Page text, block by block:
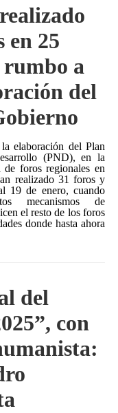
en 25
rumbo a
del
elaboración del Plan
(PND), en la
de foros regionales en
realizado 31 foros y
19 de enero, cuando
mecanismos de
el resto de los foros
donde hasta ahora
del
con